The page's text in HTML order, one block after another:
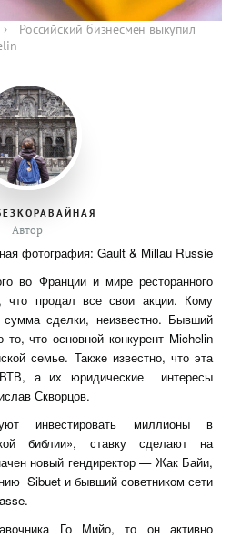
›
Российский бизнесмен выкупил
Автор
фотография: Gault & Millau Russie
во Франции и мире ресторанного
что продал все свои акции. Кому
сумма сделки, неизвестно. Бывший
то, что основной конкурент Michelin
семье. Также известно, что эта
а их юридические интересы
Скворцов.
инвестировать миллионы в
библии», ставку сделают на
новый гендиректор — Жак Байи,
Sibuet и бывший советником сети
Го Мийо, то он активно